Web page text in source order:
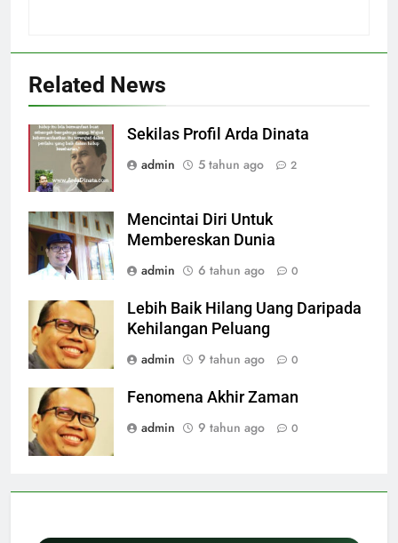
Related News
Sekilas Profil Arda Dinata
admin
5 tahun ago 2
Mencintai Diri Untuk
Membereskan Dunia
admin
6 tahun ago 0
Lebih Baik Hilang Uang Daripada
Kehilangan Peluang
admin
9 tahun ago 0
Fenomena Akhir Zaman
admin
9 tahun ago 0